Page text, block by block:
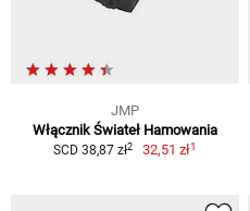
JMP
Włącznik Świateł Hamowania
SCD 38,87 zł2 32,51 zł1